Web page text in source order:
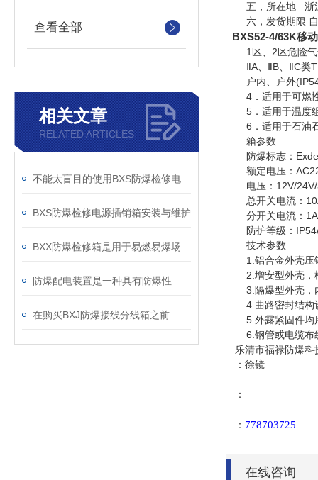
查看全部
相关文章
RELATED ARTICLES
BXS防爆检修电源插销箱安装与维护
五，所在地 浙
六，发货期限 自
BXS52-4/63K移
1区、2区危险气
ⅡA、ⅡB、ⅡC类
户内、户外
4．适用于可燃性
5．适用于温度
6．适用于石油石
箱参数
防爆标志：
额定电压：
电压：12V/24V/
总开关电流：
分开关电流：
防护等级：IP54/
技术参数
1.铝合金外壳压
2.增安型外壳，模
3.隔爆型外壳，内
4.曲路密封结构
5.外露紧固件均
6.钢管或电缆布
乐清市福禄防爆科
：徐镜
：
： 778703725
在线咨询